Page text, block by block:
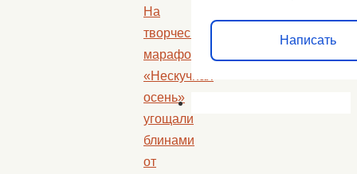
На
творческом
марафоне
«Нескучная
осень»
угощали
блинами
от
Написать